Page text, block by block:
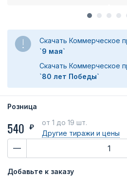
Скачать Коммерческое
`9 мая`
Скачать Коммерческое
`80 лет Победы`
Розница
540 ₽
от 1 до 19 шт.
Другие тиражии цены
Добавьте к заказу